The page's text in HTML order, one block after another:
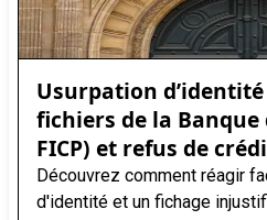
Usurpation
fichiers de la Banque
FICP) et refus de
Découvrez comment réagir
d'identité et un fichage